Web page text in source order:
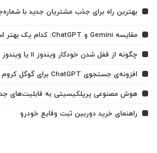
بهترین راه برای جذب مشتریان جدید با
مقایسه Gemini و ChatGPT: کدام یک بهتر است؟
چگونه از قفل شدن خودکار ویندوز 11 یا ویندوز 10 جلوگیری کنیم؟
افزونه‌ی جستجوی ChatGPT برای گوگل کروم معرفی شد
هوش مصنوعی پرپلکیسیتی به قابلیت‌های
راهنمای خرید دوربین ثبت وقایع خودرو